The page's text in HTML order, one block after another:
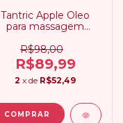
Tantric Apple Oleo
para massagem
R$98,00
R$89,99
2 x de R$52,49